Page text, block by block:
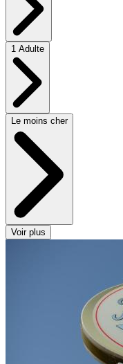
1 Adulte
Le moins cher
Voir plus